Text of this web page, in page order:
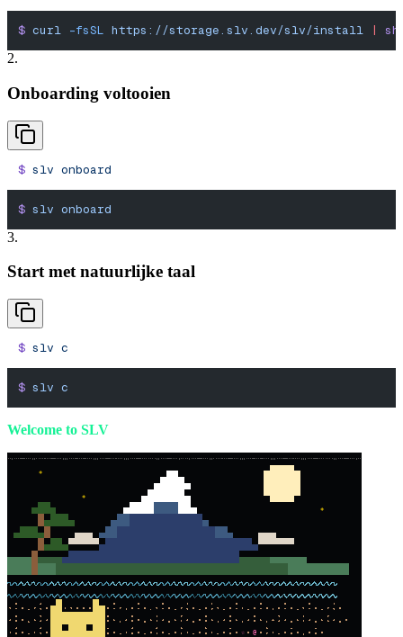
$ curl -fsSL https://storage.slv.dev/slv/install |
sh
2.
Onboarding voltooien
$ slv onboard
$ slv onboard
3.
Start met natuurlijke taal
$ slv c
$ slv c
Welcome to SLV
*
*
*
☆ @